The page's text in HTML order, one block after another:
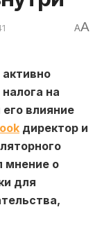
AA
на
влияние
директор и
мнение о
для